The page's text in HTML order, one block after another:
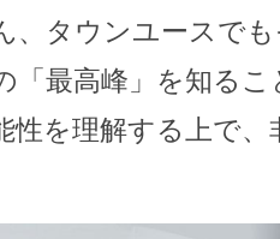
、タウンユースで
「最高峰」を知る
性を理解する上で